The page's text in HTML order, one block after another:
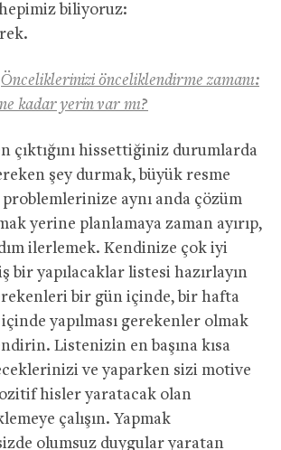
hepimiz biliyoruz:
Önceliklerinizi önceliklendirme zamanı:
kadar yerin var mı?
çıktığını hissettiğiniz durumlarda
şey durmak, büyük resme
aynı anda çözüm
yerine planlamaya zaman ayırıp,
ilerlemek. Kendinize çok iyi
bir yapılacaklar listesi hazırlayın
bir gün içinde, bir hafta
yapılması gerekenler olmak
Listenizin en başına kısa
ve yaparken sizi motive
hisler yaratacak olan
çalışın. Yapmak
olumsuz duygular yaratan